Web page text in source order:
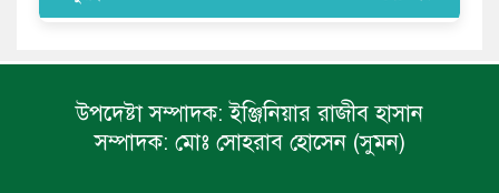
উপদেষ্টা সম্পাদক: ইঞ্জিনিয়ার রাজীব হাসান
সম্পাদক: মোঃ সোহরাব হোসেন (সুমন)